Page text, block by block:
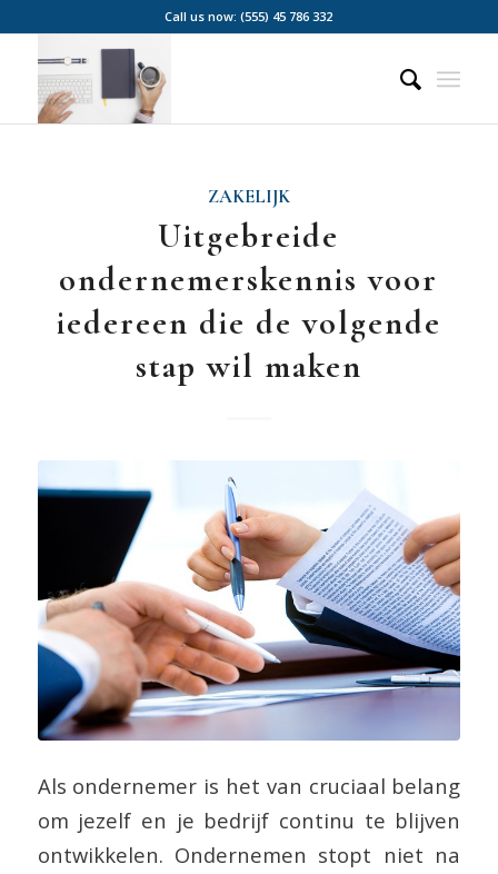
Call us now: (555) 45 786 332
ZAKELIJK
Uitgebreide
ondernemerskennis voor
iedereen die de volgende
stap wil maken
Als ondernemer is het van cruciaal belang
om jezelf en je bedrijf continu te blijven
ontwikkelen. Ondernemen stopt niet na